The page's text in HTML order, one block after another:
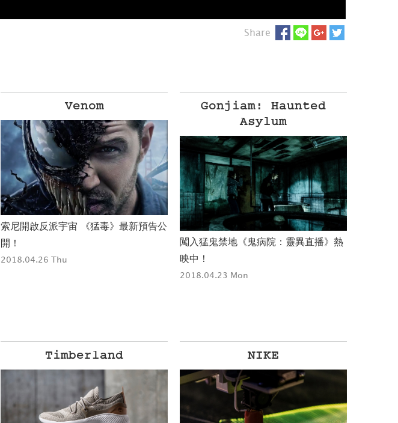
Share
Venom
索尼開啟反派宇宙 《猛毒》最新預告公
開！
2018.04.26 Thu
Gonjiam: Haunted
Asylum
闖入猛鬼禁地《鬼病院：靈異直播》熱
映中！
2018.04.23 Mon
Timberland NIKE